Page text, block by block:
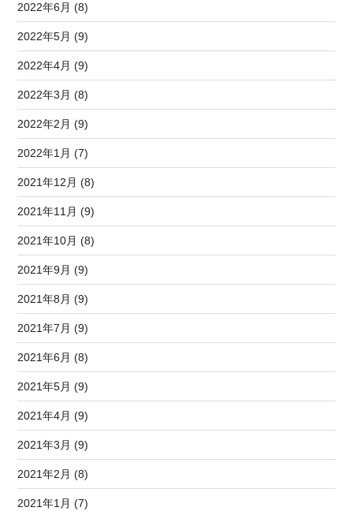
2022年6月 (8)
2022年5月 (9)
2022年4月 (9)
2022年3月 (8)
2022年2月 (9)
2022年1月 (7)
2021年12月 (8)
2021年11月 (9)
2021年10月 (8)
2021年9月 (9)
2021年8月 (9)
2021年7月 (9)
2021年6月 (8)
2021年5月 (9)
2021年4月 (9)
2021年3月 (9)
2021年2月 (8)
2021年1月 (7)